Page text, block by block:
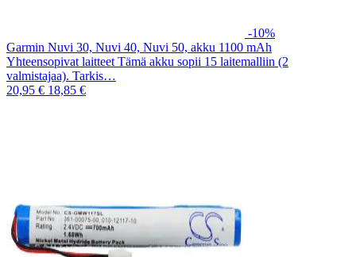
-10%
Garmin Nuvi 30, Nuvi 40, Nuvi 50, akku 1100 mAh
Yhteensopivat laitteet Tämä akku sopii 15 laitemalliin (2
valmistajaa). Tarkis…
20,95 € 18,85 €